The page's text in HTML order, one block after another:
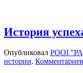
История
Опубликовал РООІ
истории. Комментариев